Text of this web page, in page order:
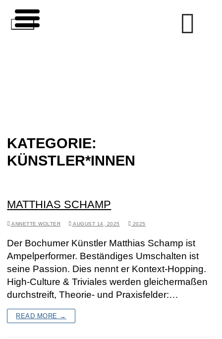
Inhalt
springen
KATEGORIE:
KÜNSTLER*INNEN
MATTHIAS SCHAMP
ANNETTE WOLTER AUGUST 14, 2025 2025
Der Bochumer Künstler Matthias Schamp ist
Ampelperformer. Beständiges Umschalten ist
seine Passion. Dies nennt er Kontext-Hopping.
High-Culture & Triviales werden gleichermaßen
durchstreift, Theorie- und Praxisfelder:…
READ MORE →